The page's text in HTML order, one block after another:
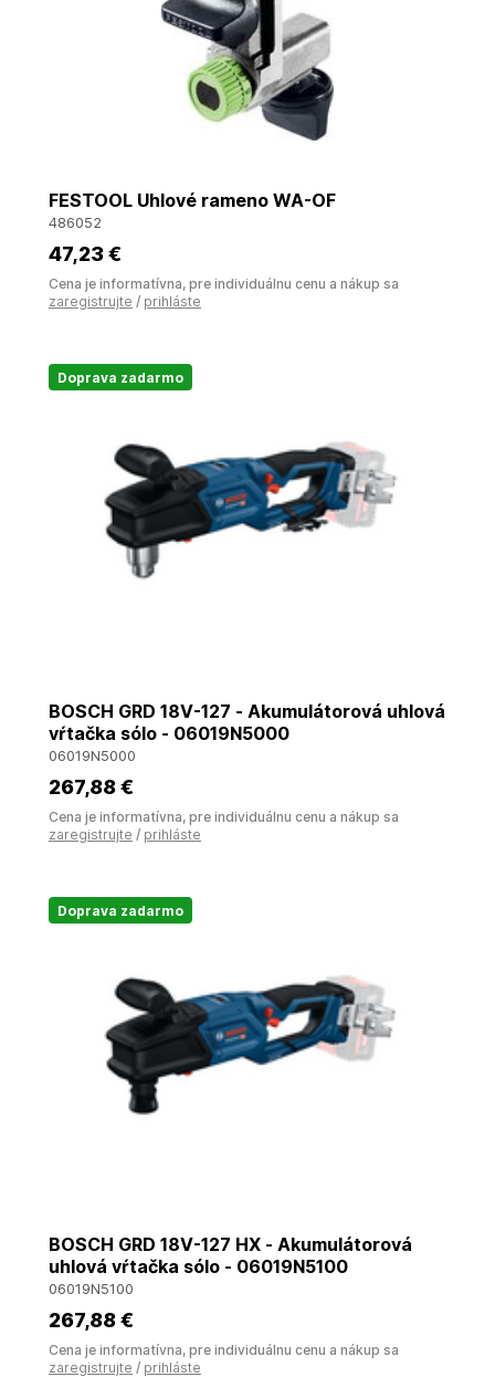
FESTOOL Uhlové rameno WA-OF
486052
47,23 €
Cena je informatívna, pre individuálnu cenu a nákup sa
zaregistrujte / prihláste
Doprava zadarmo
BOSCH GRD 18V-127 - Akumulátorová uhlová
vŕtačka sólo - 06019N5000
06019N5000
267,88 €
Cena je informatívna, pre individuálnu cenu a nákup sa
zaregistrujte / prihláste
Doprava zadarmo
BOSCH GRD 18V-127 HX - Akumulátorová
uhlová vŕtačka sólo - 06019N5100
06019N5100
267,88 €
Cena je informatívna, pre individuálnu cenu a nákup sa
zaregistrujte / prihláste